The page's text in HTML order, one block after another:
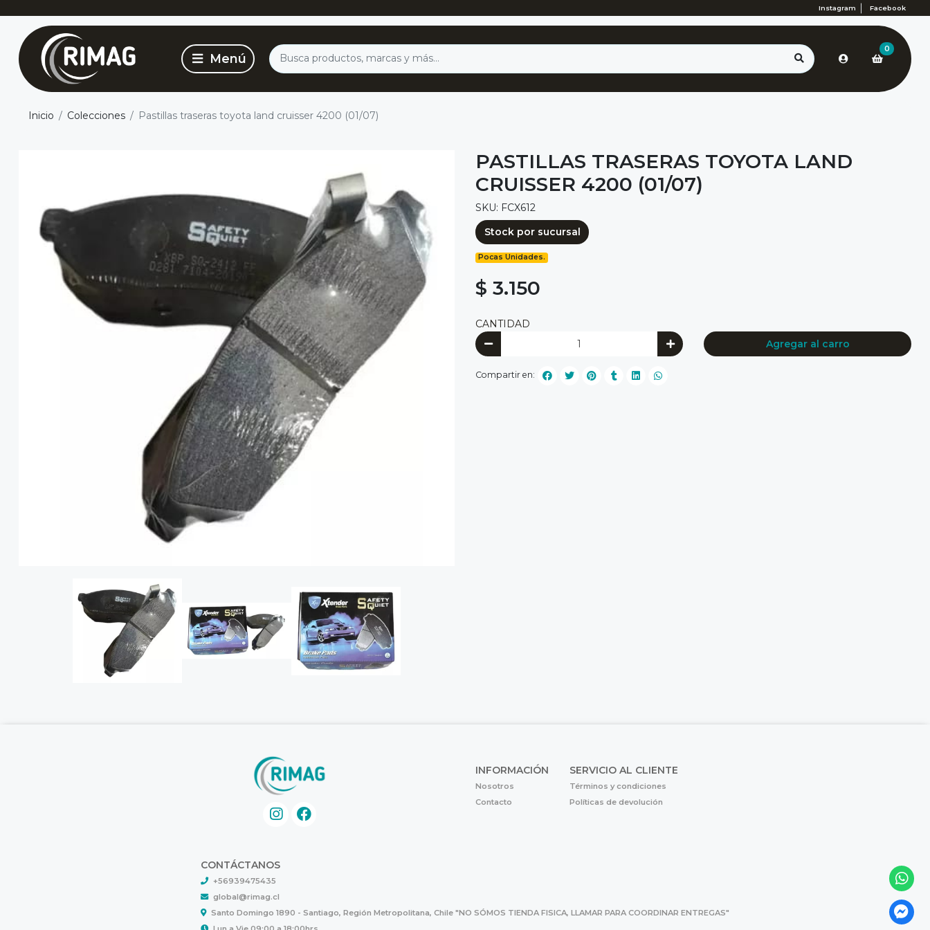
Instagram Facebook
0
Inicio Colecciones Pastillas traseras toyota land cruisser 4200 (01/07)
PASTILLAS TRASERAS TOYOTA LAND
CRUISSER 4200 (01/07)
SKU: FCX612
Stock por sucursal
Pocas Unidades.
$ 3.150
CANTIDAD
Agregar al carro
Compartir en:
INFORMACIÓN
Nosotros
Contacto
SERVICIO AL CLIENTE
Términos y condiciones
Políticas de devolución
CONTÁCTANOS
+56939475435
global@rimag.cl
Santo Domingo 1890 - Santiago, Región Metropolitana, Chile "NO SÓMOS TIENDA FISICA, LLAMAR PARA COORDINAR ENTREGAS"